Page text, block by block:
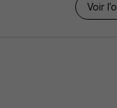
Voir